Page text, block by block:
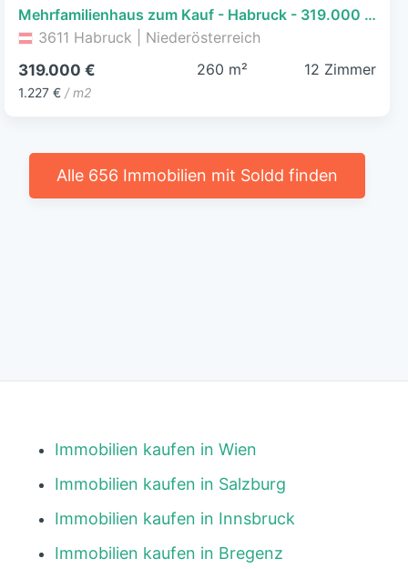
Mehrfamilienhaus zum Kauf - Habruck - 319.000 € - 12 Zimmer, 260 m², 838 m² Grundstück
3611 Habruck | Niederösterreich
319.000 €
1.227 € / m2
260 m² 12 Zimmer
Alle 656 Immobilien mit Soldd finden
Immobilien kaufen in Wien
Immobilien kaufen in Salzburg
Immobilien kaufen in Innsbruck
Immobilien kaufen in Bregenz